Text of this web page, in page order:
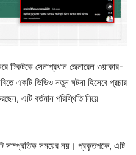
টিকটকে সেনাপ্রধান জেনারেল ওয়াকার-
একটি ভিডিও নতুন ঘটনা হিসেবে প্রচার
এটি বর্তমান পরিস্থিতি নিয়ে
সাম্প্রতিক সময়ের নয়। প্রকৃতপক্ষে, এটি